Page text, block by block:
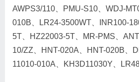
AWPS3/110、PMU-S10、WDJ-
010B、LR24-3500WT、INR100-
5T、HZ22003-5T、MR-PMS、
10/ZZ、HNT-020A、HNT-020B、
11010-010A、KH3D11030Y、